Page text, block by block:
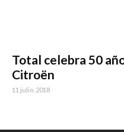
Total celebra 50
Citroën
11 julio, 2018